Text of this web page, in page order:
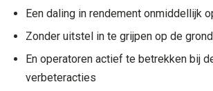
Een daling in rendement onmiddellijk
Zonder uitstel in te grijpen op de
En operatoren actief te betrekken bij
verbeteracties